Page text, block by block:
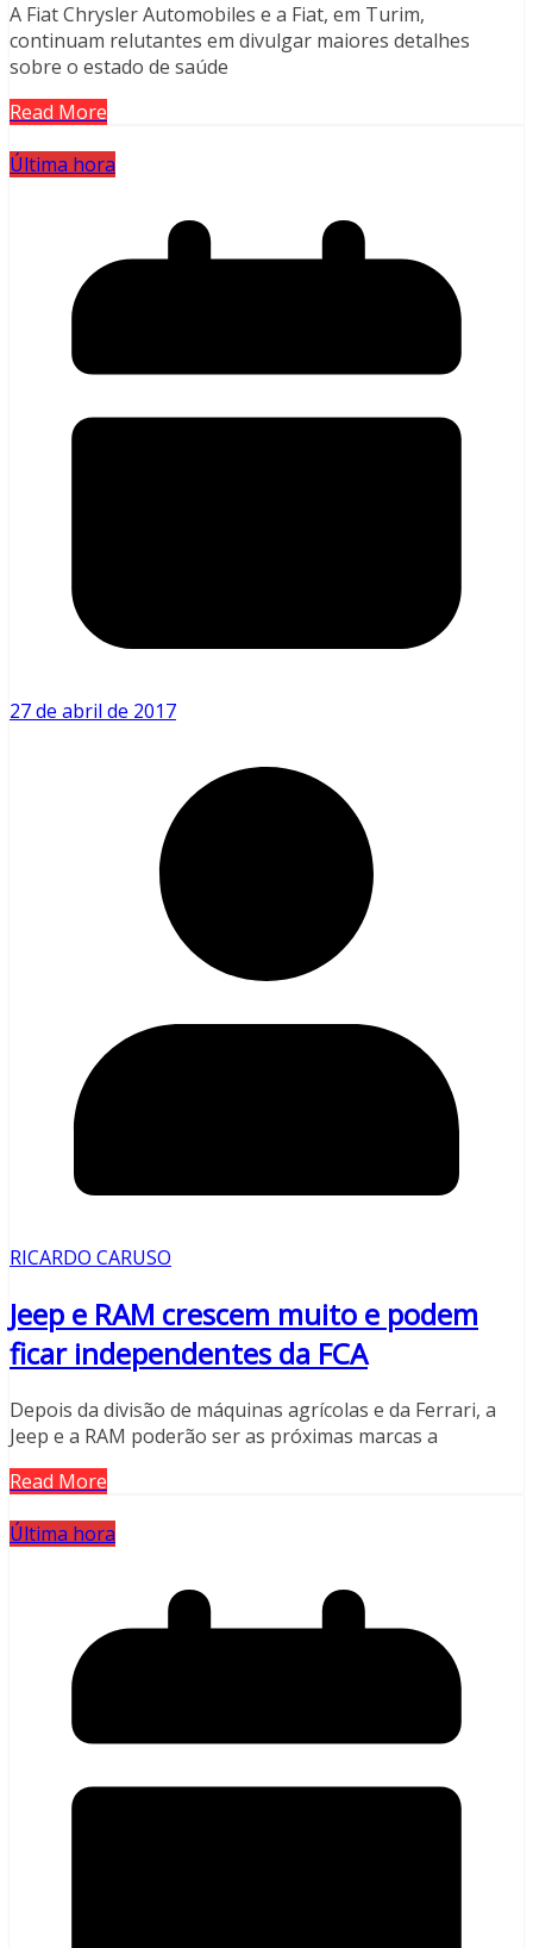
A Fiat Chrysler Automobiles e a Fiat, em Turim,
continuam relutantes em divulgar maiores detalhes
sobre o estado de saúde
Read More
Última hora
27 de abril de 2017
RICARDO CARUSO
Jeep e RAM crescem muito e podem
ficar independentes da FCA
Depois da divisão de máquinas agrícolas e da Ferrari, a
Jeep e a RAM poderão ser as próximas marcas a
Read More
Última hora